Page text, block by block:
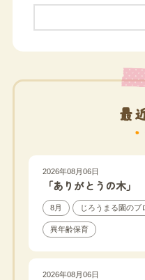
最
2026年08月06日
「ありがとうの木」
8月 じろうまる園のブ
異年齢保育
2026年08月06日